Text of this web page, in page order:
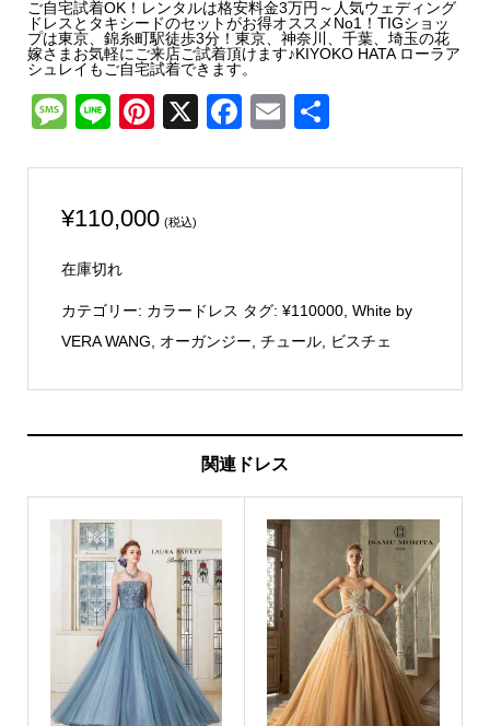
ご自宅試着OK！レンタルは格安料金3万円～人気ウェディング
ドレスとタキシードのセットがお得オススメNo1！TIGショッ
プは東京、錦糸町駅徒歩3分！東京、神奈川、千葉、埼玉の花
嫁さまお気軽にご来店ご試着頂けます♪KIYOKO HATA ローラア
シュレイもご自宅試着できます。
Message
LinePinterest
X Facebook
Email
¥110,000 (税込)
在庫切れ
カテゴリー: カラードレス タグ: ¥110000, White by
VERA WANG
オーガンジー チュール, ビスチェ
関連ドレス